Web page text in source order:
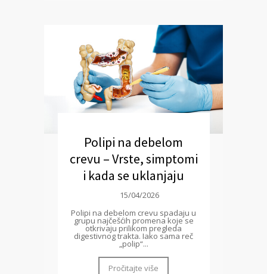
Polipi na debelom
crevu – Vrste, simptomi
i kada se uklanjaju
15/04/2026
Polipi na debelom crevu spadaju u
grupu najčešćih promena koje se
otkrivaju prilikom pregleda
digestivnog trakta. Iako sama reč
„polip“...
Pročitajte više